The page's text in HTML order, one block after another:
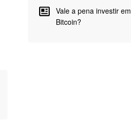
Vale a pena investir em
Bitcoin?